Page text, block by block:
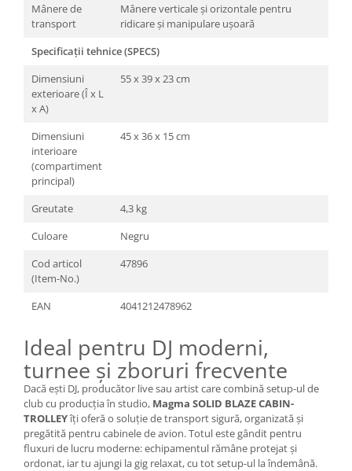
Mânere de
transport
Mânere verticale și orizontale pentru
ridicare și manipulare ușoară
Specificații tehnice (SPECS)
Dimensiuni
exterioare (Î x L
x A)
55 x 39 x 23 cm
Dimensiuni
interioare
(compartiment
principal)
45 x 36 x 15 cm
Greutate
4,3 kg
Culoare
Negru
Cod articol
(Item-No.)
47896
EAN 4041212478962
Ideal pentru DJ moderni,
turnee și zboruri frecvente
Dacă ești DJ, producător live sau artist care combină setup-ul de
club cu producția în studio, Magma SOLID BLAZE CABIN-
TROLLEYîți oferă o soluție de transport sigură, organizată și
pregătită pentru cabinele de avion. Totul este gândit pentru
fluxuri de lucru moderne: echipamentul rămâne protejat și
ordonat, iar tu ajungi la gig relaxat, cu tot setup-ul la îndemână.